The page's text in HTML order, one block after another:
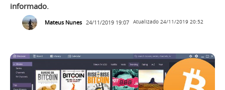
informado.
Mateus Nunes 24/11/2019 19:07 Atualizado 24/11/2019 20:52